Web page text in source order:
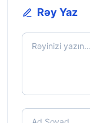
Rəy Yaz